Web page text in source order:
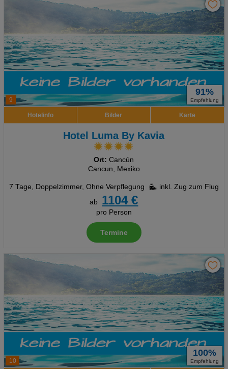
9
91%
Empfehlung
Hotelinfo Bilder Karte
Hotel Luma By Kavia
Ort: Cancún
Cancun, Mexiko
7 Tage, Doppelzimmer, Ohne Verpflegung
inkl. Zug zum Flug
ab
1104 €
pro Person
Termine
10
100%
Empfehlung